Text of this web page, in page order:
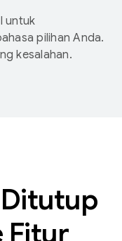
untuk
pilihan Anda.
kesalahan.
Fitur